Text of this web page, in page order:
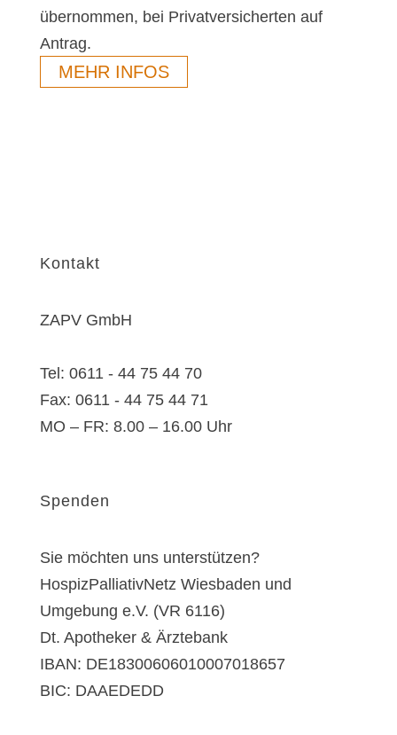
übernommen, bei Privatversicherten auf
Antrag.
MEHR INFOS
Kontakt
ZAPV GmbH
Tel: 0611 - 44 75 44 70
Fax: 0611 - 44 75 44 71
MO – FR: 8.00 – 16.00 Uhr
Spenden
Sie möchten uns unterstützen?
HospizPalliativNetz Wiesbaden und
Umgebung e.V. (VR 6116)
Dt. Apotheker & Ärztebank
IBAN: DE18300606010007018657
BIC: DAAEDEDD